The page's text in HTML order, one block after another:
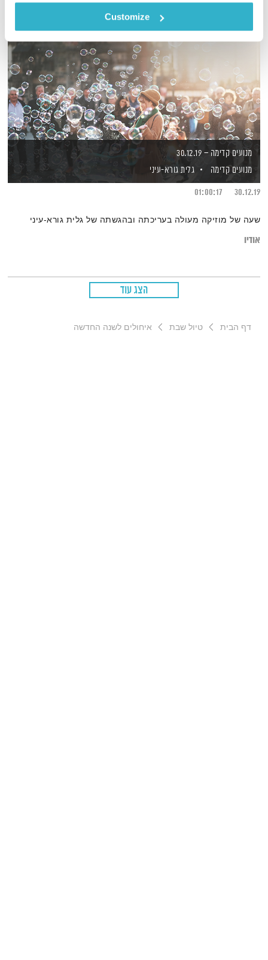
Customize
מנועים קדימה – 30.12.19
מנועים קדימה
גלית גורא-עיני
30.12.19
01:00:17
שעה של מוזיקה מעולה בעריכתה ובהגשתה של גלית גורא-עיני
אודיו
הצג עוד
דף הבית טיול שבת איחולים לשנה החדשה